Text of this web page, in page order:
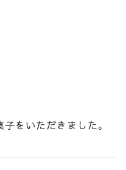
をいただきました。